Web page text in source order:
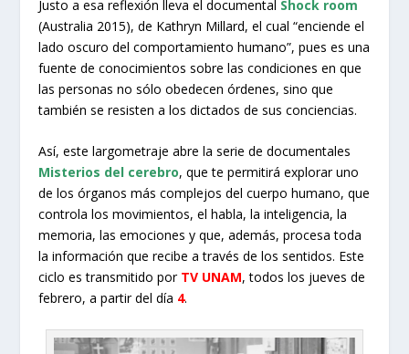
Justo a esa reflexión lleva el documental Shock room
(Australia 2015), de Kathryn Millard, el cual “enciende el
lado oscuro del comportamiento humano”, pues es una
fuente de conocimientos sobre las condiciones en que
las personas no sólo obedecen órdenes, sino que
también se resisten a los dictados de sus conciencias.
Así, este largometraje abre la serie de documentales
Misterios del cerebro, que te permitirá explorar uno
de los órganos más complejos del cuerpo humano, que
controla los movimientos, el habla, la inteligencia, la
memoria, las emociones y que, además, procesa toda
la información que recibe a través de los sentidos. Este
ciclo es transmitido por TV UNAM, todos los jueves de
febrero, a partir del día 4.